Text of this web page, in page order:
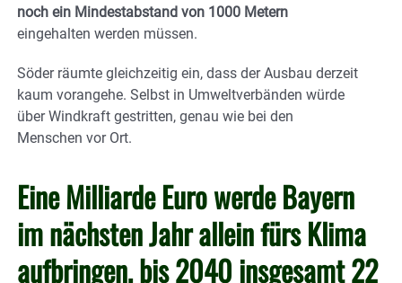
noch ein Mindestabstand von 1000 Metern
eingehalten werden müssen.
Söder räumte gleichzeitig ein, dass der Ausbau derzeit
kaum vorangehe. Selbst in Umweltverbänden würde
über Windkraft gestritten, genau wie bei den
Menschen vor Ort.
Eine Milliarde Euro werde Bayern
im nächsten Jahr allein fürs Klima
aufbringen, bis 2040 insgesamt 22